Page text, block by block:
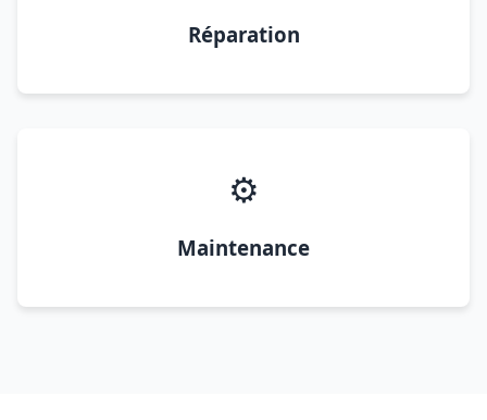
Réparation
⚙️
Maintenance